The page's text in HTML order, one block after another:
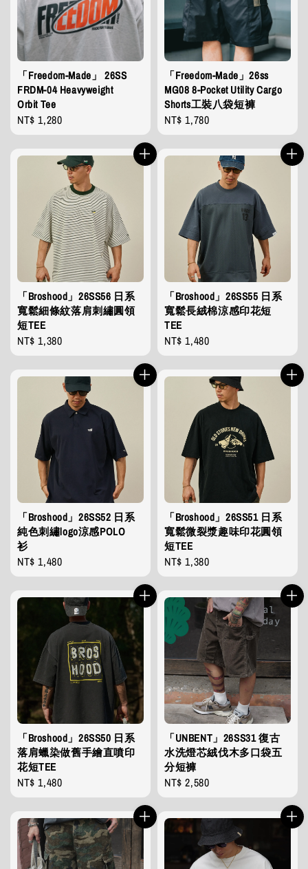
「Freedom-Made」 26SS
FRDM-04 Heavyweight
Orbit Tee
Regular
price
NT$ 1,280
「Freedom-Made」26ss
MG08 8-Pocket Utility Cargo
Shorts工裝八袋短褲
Regular
price
NT$ 1,780
「Broshood」26SS56 日系
寬鬆細條紋落肩刺繡圓領
短TEE
Regular
price
NT$ 1,380
「Broshood」26SS55 日系
寬鬆長絨棉涼感印花短
TEE
Regular
price
NT$ 1,480
「Broshood」26SS52 日系
純色刺繡logo涼感POLO
衫
Regular
price
NT$ 1,480
「Broshood」26SS51 日系
寬鬆微裂漿趣味印花圓領
短TEE
Regular
price
NT$ 1,380
「Broshood」26SS50 日系
落肩蠟染做舊手繪直噴印
花短TEE
Regular
price
NT$ 1,480
「UNBENT」26SS31 復古
水洗燈芯絨伐木多口袋五
分短褲
Regular
price
NT$ 2,580